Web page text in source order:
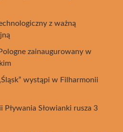
z ważną
zainaugurowany w
wystąpi w Filharmonii
Pływania Słowianki rusza 3